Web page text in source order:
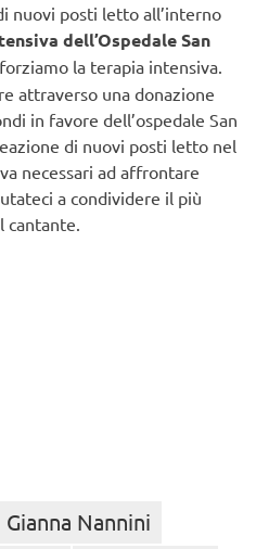
nuovi posti letto all’interno
dell’Ospedale San
la terapia intensiva.
attraverso una donazione
in favore dell’ospedale San
di nuovi posti letto nel
necessari ad affrontare
a condividere il più
cantante.
Gianna Nannini